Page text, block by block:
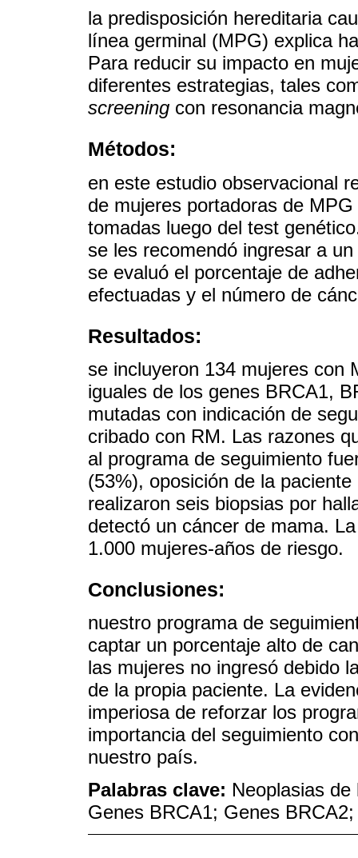
la predisposición hereditaria
línea germinal (MPG) explica
Para reducir su impacto en
diferentes estrategias, tales
screening con resonancia
Métodos:
en este estudio observacional
de mujeres portadoras de
tomadas luego del test
se les recomendó ingresar a
se evaluó el porcentaje de
efectuadas y el número de
Resultados:
se incluyeron 134 mujeres con
iguales de los genes BRCA1,
mutadas con indicación de
cribado con RM. Las razones
al programa de seguimiento
(53%), oposición de la
realizaron seis biopsias por
detectó un cáncer de mama.
1.000 mujeres-años de riesgo.
Conclusiones:
nuestro programa de
captar un porcentaje alto de
las mujeres no ingresó debido
de la propia paciente. La
imperiosa de reforzar los
importancia del seguimiento
nuestro país.
Palabras clave: Neoplasias
Genes BRCA1; Genes